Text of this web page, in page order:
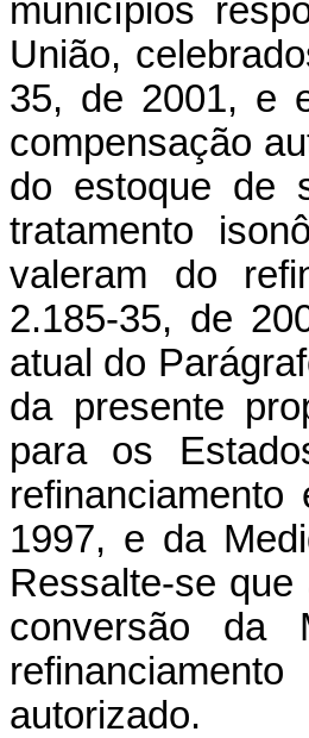
municípios
União,
35, de 2001, e
compensação
do estoque de
tratamento
valeram do
2.185-35, de
atual do
da presente
para os
1997, e da
Ressalte-se
conversão da
autorizado.